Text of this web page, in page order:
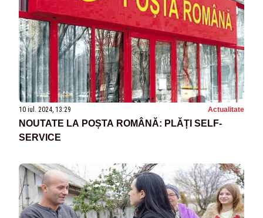
10 iul. 2024, 13:29 Actualitate
NOUTATE LA POȘTA ROMÂNĂ: PLĂȚI SELF-
SERVICE